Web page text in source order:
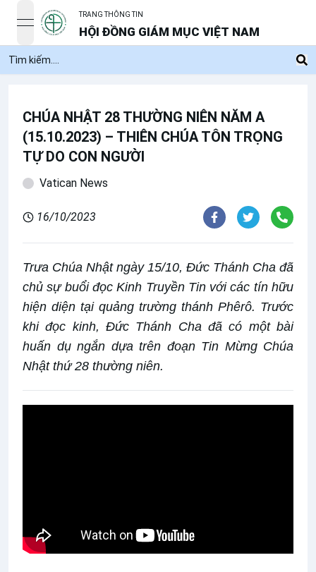
open navigation menu
TRANG THÔNG TIN
HỘI ĐỒNG GIÁM MỤC VIỆT NAM
CHÚA NHẬT 28 THƯỜNG NIÊN NĂM A
(15.10.2023) – THIÊN CHÚA TÔN TRỌNG
TỰ DO CON NGƯỜI
Vatican News
16/10/2023
Trưa Chúa Nhật ngày 15/10, Đức Thánh Cha đã
chủ sự buổi đọc Kinh Truyền Tin với các tín hữu
hiện diện tại quảng trường thánh Phêrô. Trước
khi đọc kinh, Đức Thánh Cha đã có một bài
huấn dụ ngắn dựa trên đoạn Tin Mừng Chúa
Nhật thứ 28 thường niên.